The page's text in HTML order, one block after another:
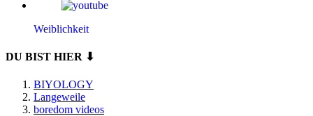
Weiblichkeit
DU BIST HIER ⬇
BIYOLOGY
Langeweile
boredom videos